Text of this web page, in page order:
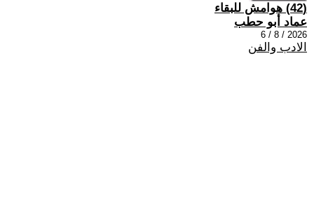
(42) هوامش للبقاء
عماد أبو حطب
2026 / 8 / 6
الادب والفن